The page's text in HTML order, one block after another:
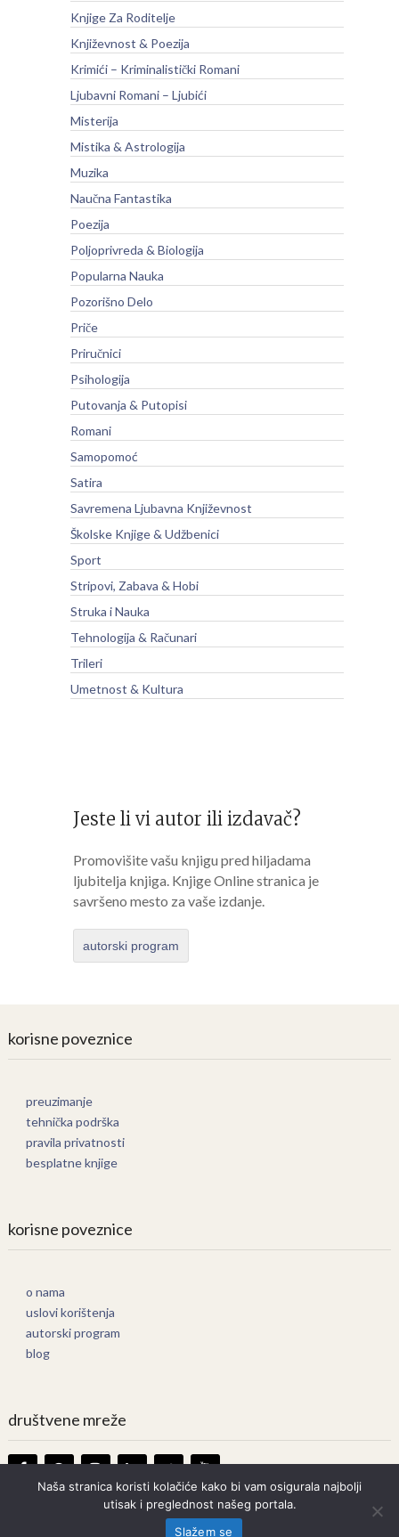
Knjige Za Roditelje
Književnost & Poezija
Krimići – Kriminalistički Romani
Ljubavni Romani – Ljubići
Misterija
Mistika & Astrologija
Muzika
Naučna Fantastika
Poezija
Poljoprivreda & Biologija
Popularna Nauka
Pozorišno Delo
Priče
Priručnici
Psihologija
Putovanja & Putopisi
Romani
Samopomoć
Satira
Savremena Ljubavna Književnost
Školske Knjige & Udžbenici
Sport
Stripovi, Zabava & Hobi
Struka i Nauka
Tehnologija & Računari
Trileri
Umetnost & Kultura
Jeste li vi autor ili izdavač?
Promovišite vašu knjigu pred hiljadama
ljubitelja knjiga. Knjige Online stranica je
savršeno mesto za vaše izdanje.
autorski program
korisne poveznice
preuzimanje
tehnička podrška
pravila privatnosti
besplatne knjige
korisne poveznice
o nama
uslovi korištenja
autorski program
blog
društvene mreže
Knjige OnlineCopyright © 2026.
Naša stranica koristi kolačiće kako bi vam osigurala najbolji
utisak i preglednost našeg portala.
Slažem se